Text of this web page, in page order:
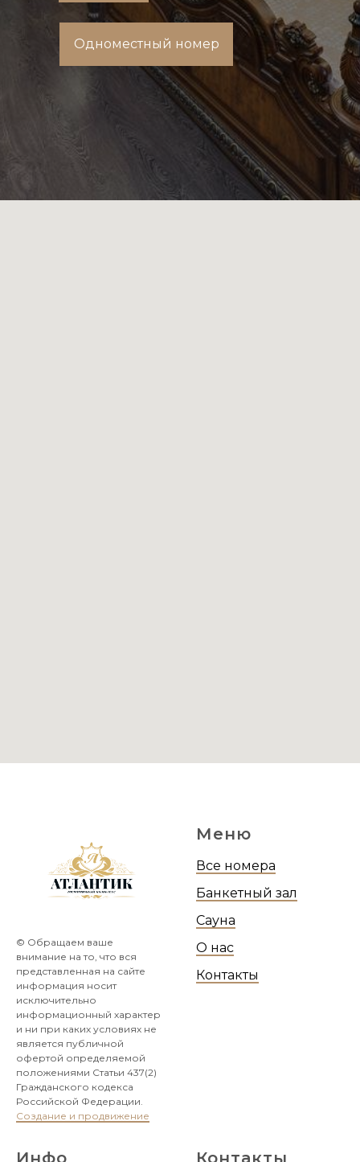
Одноместный номер
© Обращаем ваше
внимание на то, что вся
представленная на сайте
информация носит
исключительно
информационный характер
и ни при каких условиях не
является публичной
офертой определяемой
положениями Статьи 437(2)
Гражданского кодекса
Российской Федерации.
Создание и продвижение
Меню
Все номера
Банкетный зал
Сауна
О нас
Контакты
Инфо Контакты